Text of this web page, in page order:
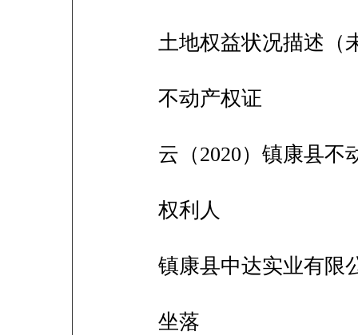
土地权益状况描述（
不动产权证
云（2020）镇康县不
权利人
镇康县中达实业有限
坐落